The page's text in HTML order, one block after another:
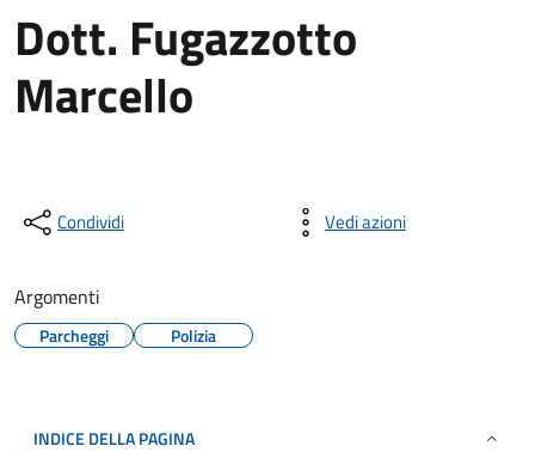
Dott. Fugazzotto
Marcello
Condividi Vedi azioni
Argomenti
Parcheggi Polizia
INDICE DELLA PAGINA